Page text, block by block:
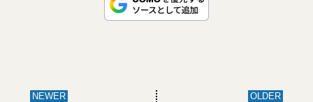
NEWER OLDER